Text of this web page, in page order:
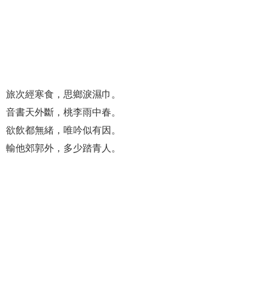
旅次經寒食，思鄉淚濕巾。
音書天外斷，桃李雨中春。
欲飲都無緒，唯吟似有因。
輸他郊郭外，多少踏青人。